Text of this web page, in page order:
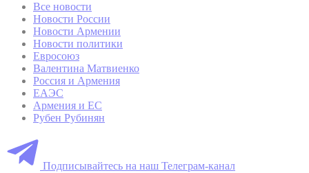
Все новости
Новости России
Новости Армении
Новости политики
Евросоюз
Валентина Матвиенко
Россия и Армения
ЕАЭС
Армения и ЕС
Рубен Рубинян
Подписывайтесь на наш Телеграм-канал